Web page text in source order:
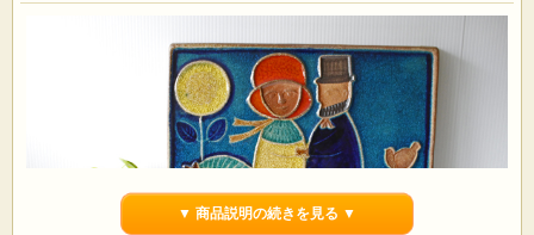
▼ 商品説明の続きを見る ▼